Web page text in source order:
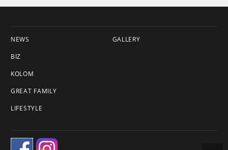
NEWS
BIZ
KOLOM
GREAT FAMILY
LIFESTYLE
GALLERY